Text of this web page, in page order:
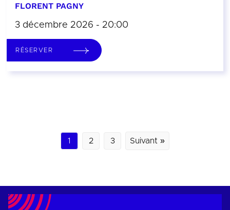
FLORENT PAGNY
3 décembre 2026 - 20:00
RÉSERVER
1 2 3 Suivant »